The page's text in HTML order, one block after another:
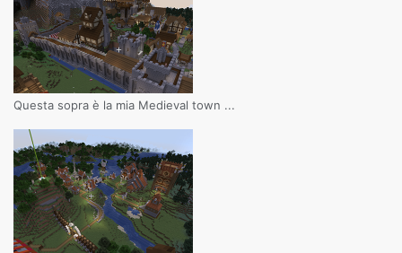
Questa sopra è la mia Medieval town ...